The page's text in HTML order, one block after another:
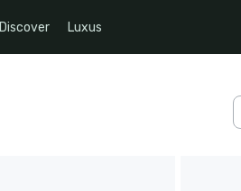
Discover Luxus